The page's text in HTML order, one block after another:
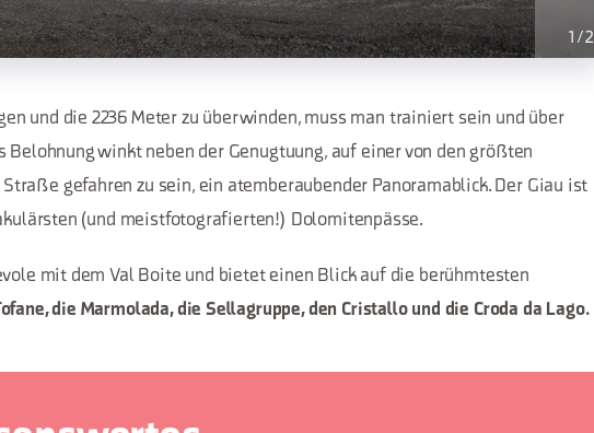
1 /2
und die 2236 Meter zu überwinden, muss man trainiert sein und über
winkt neben der Genugtuung, auf einer von den größten
gefahren zu sein, ein atemberaubender Panoramablick. Der Giau ist
(und meistfotografierten!) Dolomitenpässe.
mit dem Val Boite und bietet einen Blick auf die berühmtesten
die Marmolada, die Sellagruppe, den Cristallo und die Croda da Lago.